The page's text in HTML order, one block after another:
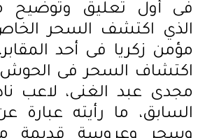
فى أول تعليق وتوضيح
الذي اكتشف السحر
مؤمن زكريا فى أحد
اكتشاف السحر فى الحوش
مجدى عبد الغنى، لاعب
السابق، ما رأيته عبارة